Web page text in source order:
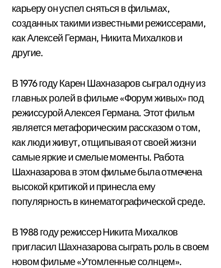
карьеру он успел сняться в фильмах,
созданных такими известными режиссерами,
как Алексей Герман, Никита Михалков и
другие.
В 1976 году Карен Шахназаров сыграл одну из
главных ролей в фильме «Форум живых» под
режиссурой Алексея Германа. Этот фильм
является метафорическим рассказом о том,
как люди живут, отщипывая от своей жизни
самые яркие и смелые моменты. Работа
Шахназарова в этом фильме была отмечена
высокой критикой и принесла ему
популярность в кинематографической среде.
В 1988 году режиссер Никита Михалков
пригласил Шахназарова сыграть роль в своем
новом фильме «Утомленные солнцем».